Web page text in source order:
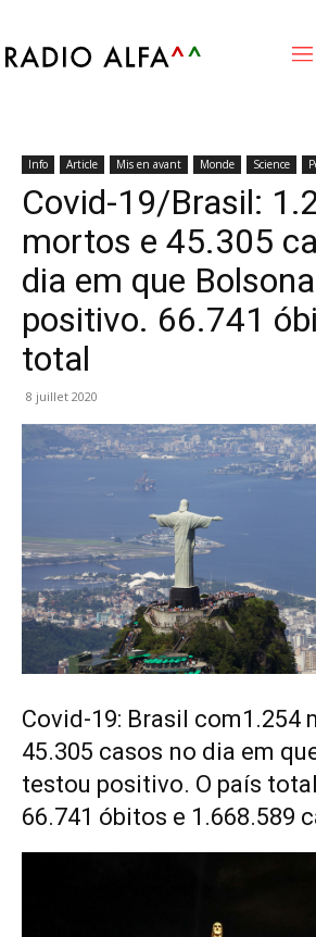
Info Article Mis en avant Monde Science
Covid-19/Brasil:
mortos e 45.305
dia em que
positivo. 66.741
total
8 juillet 2020
Covid-19: Brasil com1.254
45.305 casos no dia em
testou positivo. O país
66.741 óbitos e 1.668.589